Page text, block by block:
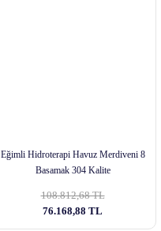
Eğimli Hidroterapi Havuz Merdiveni 8
Basamak 304 Kalite
108.812,68 TL
76.168,88 TL